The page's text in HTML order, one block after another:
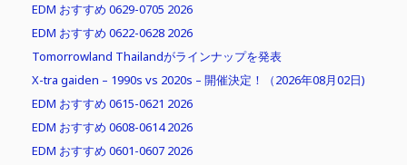
EDM おすすめ 0629-0705 2026
EDM おすすめ 0622-0628 2026
Tomorrowland Thailandがラインナップを発表
X-tra gaiden – 1990s vs 2020s – 開催決定！（2026年08月02日)
EDM おすすめ 0615-0621 2026
EDM おすすめ 0608-0614 2026
EDM おすすめ 0601-0607 2026